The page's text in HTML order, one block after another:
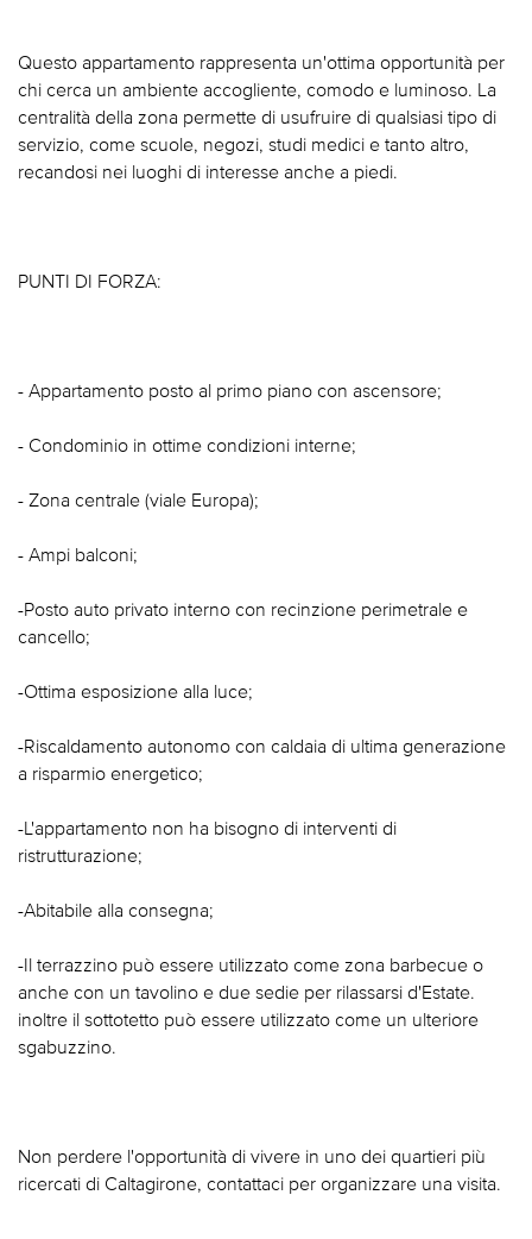
Questo appartamento rappresenta un'ottima opportunità per
chi cerca un ambiente accogliente, comodo e luminoso. La
centralità della zona permette di usufruire di qualsiasi tipo di
servizio, come scuole, negozi, studi medici e tanto altro,
recandosi nei luoghi di interesse anche a piedi.
PUNTI DI FORZA:
- Appartamento posto al primo piano con ascensore;
- Condominio in ottime condizioni interne;
- Zona centrale (viale Europa);
- Ampi balconi;
-Posto auto privato interno con recinzione perimetrale e
cancello;
-Ottima esposizione alla luce;
-Riscaldamento autonomo con caldaia di ultima generazione
a risparmio energetico;
-L'appartamento non ha bisogno di interventi di
ristrutturazione;
-Abitabile alla consegna;
-Il terrazzino può essere utilizzato come zona barbecue o
anche con un tavolino e due sedie per rilassarsi d'Estate.
inoltre il sottotetto può essere utilizzato come un ulteriore
sgabuzzino.
Non perdere l'opportunità di vivere in uno dei quartieri più
ricercati di Caltagirone, contattaci per organizzare una visita.